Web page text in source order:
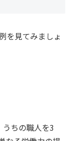
を見てみましょ
うちの職人を3